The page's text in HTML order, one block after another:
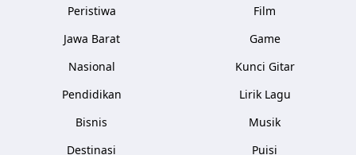
Peristiwa
Jawa Barat
Nasional
Pendidikan
Bisnis
Destinasi
Film
Game
Kunci Gitar
Lirik Lagu
Musik
Puisi